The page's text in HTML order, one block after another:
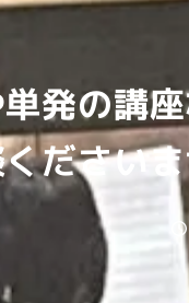
発の講
ださい